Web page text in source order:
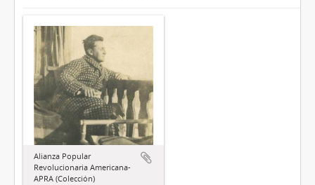
Alianza Popular
Revolucionaria Americana-
APRA (Colección)